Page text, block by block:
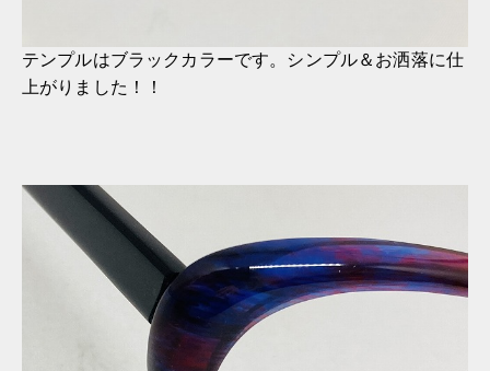
テンプルはブラックカラーです。シンプル＆お洒落に仕
上がりました！！